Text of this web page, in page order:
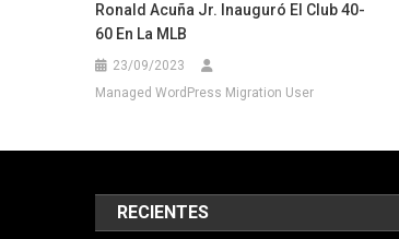
Ronald Acuña Jr. Inauguró El Club 40-
60 En La MLB
23/09/2023
Managed WordPress Migration User
RECIENTES